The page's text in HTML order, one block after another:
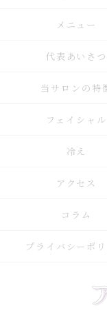
メニュー
代表あいさつ
当サロンの特
フェイシャル
冷え
アクセス
コラム
プライバシーポ